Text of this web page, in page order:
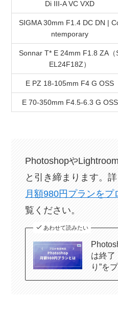
Di III-A VC VXD
SIGMA 30mm F1.4 DC DN |
ntemporary
Sonnar T* E 24mm F1.8 ZA（
EL24F18Z）
E PZ 18-105mm F4 G OSS
E 70-350mm F4.5-6.3 G OSS
Photoshopや
と引き締まります。詳
月額980円プランをプ
覧ください。
あわせて読みたい
は終了
り”を